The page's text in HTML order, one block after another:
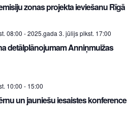
zonas projekta ieviešanu Rīgā
08:00 -2025.gada 3. jūlijs plkst. 17:00
detālplānojumam Anniņmuižas
10:00 - 15:00
un jauniešu iesaistes konference